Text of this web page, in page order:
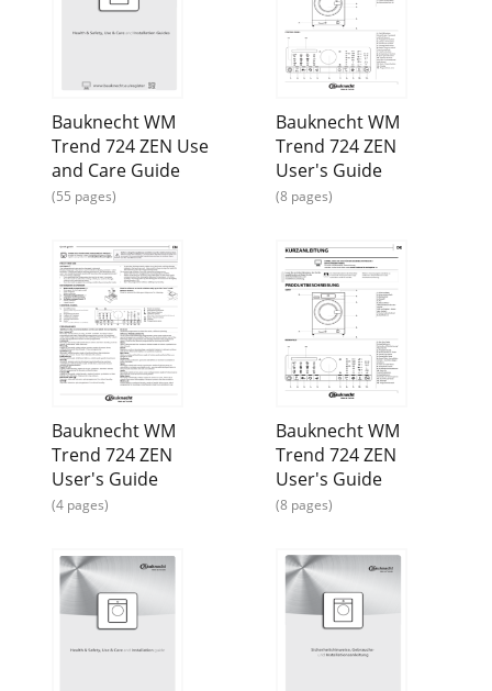
Bauknecht WM
Trend 724 ZEN Use
and Care Guide
(55 pages)
Bauknecht WM
Trend 724 ZEN
User's Guide
(8 pages)
Bauknecht WM
Trend 724 ZEN
User's Guide
(4 pages)
Bauknecht WM
Trend 724 ZEN
User's Guide
(8 pages)